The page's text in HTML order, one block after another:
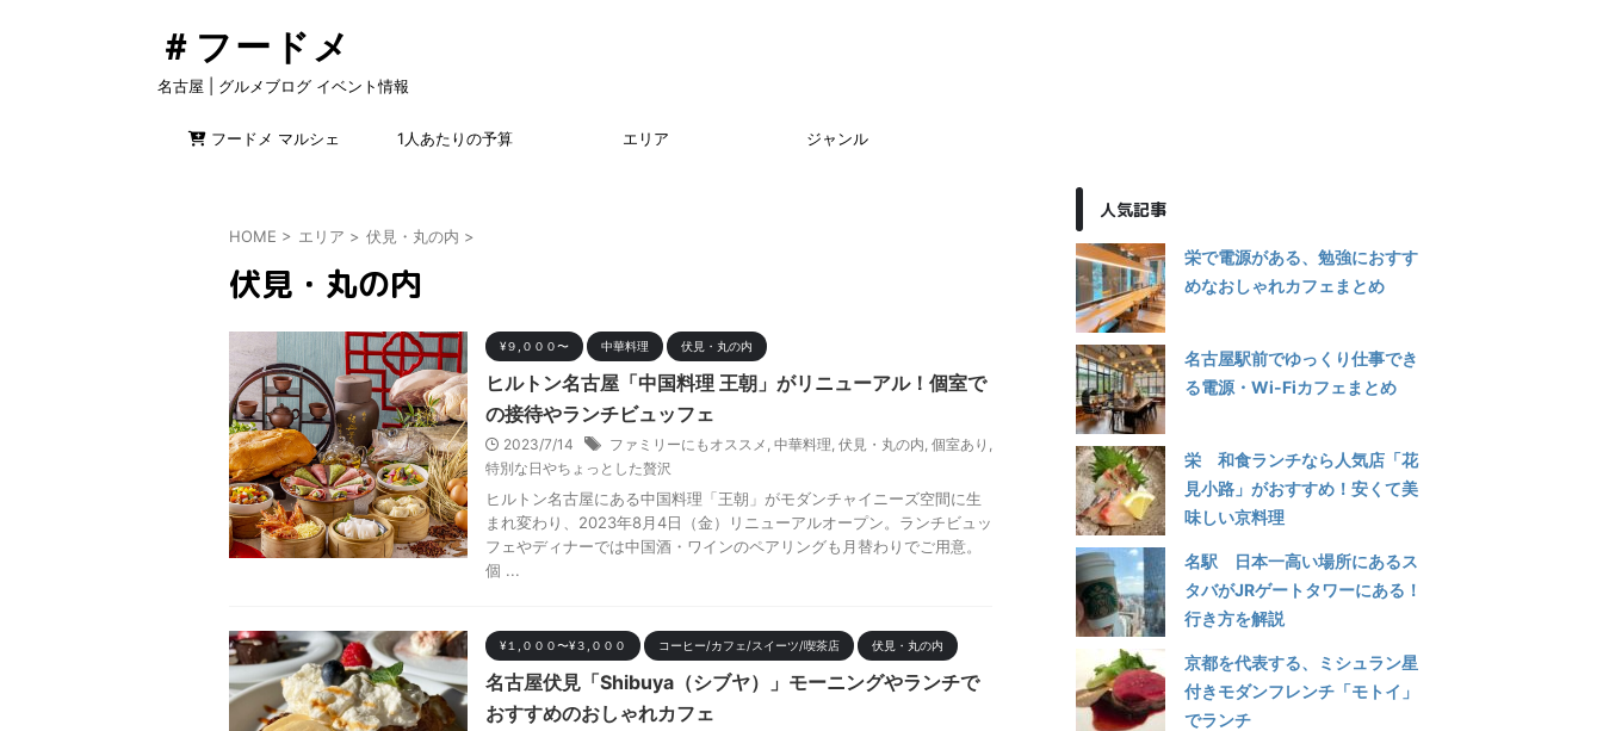
＃フードメ
名古屋 | グルメブログ イベント情報
フードメ マルシェ 1人あたりの予算 エリア ジャンル
HOME > エリア > 伏見・丸の内 >
伏見・丸の内
¥９,０００〜 中華料理 伏見・丸の内
ヒルトン名古屋「中国料理 王朝」がリニューアル！個室で
の接待やランチビュッフェ
2023/7/14 ファミリーにもオススメ , 中華料理, 伏見・丸の内, 個室あり ,
特別な日やちょっとした贅沢
ヒルトン名古屋にある中国料理「王朝」がモダンチャイニーズ空間に生
まれ変わり、2023年8月4日（金）リニューアルオープン。ランチビュッ
フェやディナーでは中国酒・ワインのペアリングも月替わりでご用意。
個 ...
¥１,０００〜¥３,０００ コーヒー/カフェ/スイーツ/喫茶店 伏見・丸の内
名古屋伏見「Shibuya（シブヤ）」モーニングやランチで
おすすめのおしゃれカフェ
人気記事
栄で電源がある、勉強におすす
めなおしゃれカフェまとめ
名古屋駅前でゆっくり仕事でき
る電源・Wi-Fiカフェまとめ
栄 和食ランチなら人気店「花
見小路」がおすすめ！安くて美
味しい京料理
名駅 日本一高い場所にあるス
タバがJRゲートタワーにある！
行き方を解説
京都を代表する、ミシュラン星
付きモダンフレンチ「モトイ」
でランチ